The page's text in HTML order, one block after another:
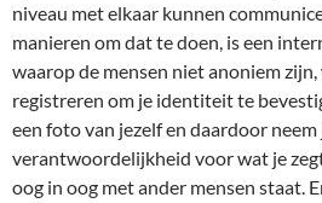
niveau met elkaar kunnen
manieren om dat te doen, is een
waarop de mensen niet anoniem
registreren om je identiteit te
een foto van jezelf en daardoor neem
verantwoordelijkheid voor wat je
oog in oog met ander mensen staat.